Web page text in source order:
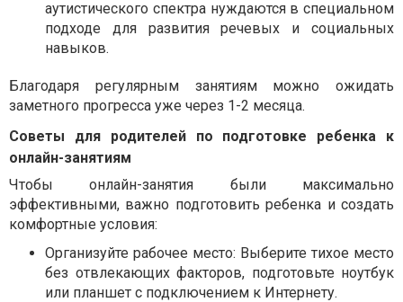
аутистического спектра нуждаются в специальном
подходе для развития речевых и социальных
навыков.
Благодаря регулярным занятиям можно ожидать
заметного прогресса уже через 1-2 месяца.
Советы для родителей по подготовке ребенка к
онлайн-занятиям
Чтобы онлайн-занятия были максимально
эффективными, важно подготовить ребенка и создать
комфортные условия:
Организуйте рабочее место: Выберите тихое место
без отвлекающих факторов, подготовьте ноутбук
или планшет с подключением к Интернету.